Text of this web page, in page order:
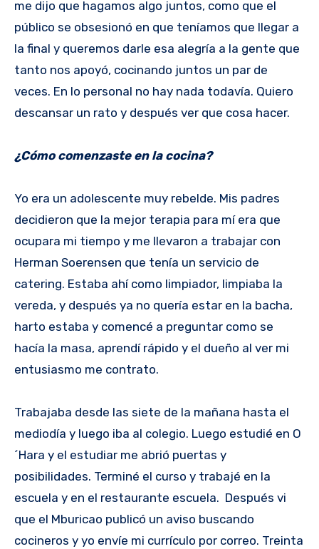
me dijo que hagamos algo juntos, como que el
público se obsesionó en que teníamos que llegar a
la final y queremos darle esa alegría a la gente que
tanto nos apoyó, cocinando juntos un par de
veces. En lo personal no hay nada todavía. Quiero
descansar un rato y después ver que cosa hacer.
¿Cómo comenzaste en la cocina?
Yo era un adolescente muy rebelde. Mis padres
decidieron que la mejor terapia para mí era que
ocupara mi tiempo y me llevaron a trabajar con
Herman Soerensen que tenía un servicio de
catering. Estaba ahí como limpiador, limpiaba la
vereda, y después ya no quería estar en la bacha,
harto estaba y comencé a preguntar como se
hacía la masa, aprendí rápido y el dueño al ver mi
entusiasmo me contrato.
Trabajaba desde las siete de la mañana hasta el
mediodía y luego iba al colegio. Luego estudié en O
´Hara y el estudiar me abrió puertas y
posibilidades. Terminé el curso y trabajé en la
escuela y en el restaurante escuela. Después vi
que el Mburicao publicó un aviso buscando
cocineros y yo envíe mi currículo por correo. Treinta